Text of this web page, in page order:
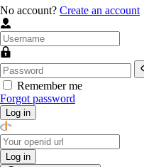
No account? Create an account
Remember me
Forgot password
Log in
Log in